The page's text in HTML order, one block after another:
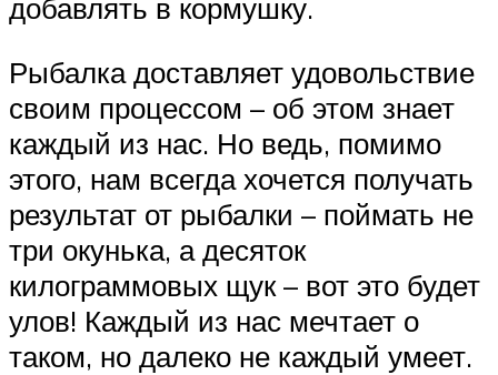
добавлять в кормушку.
Рыбалка доставляет удовольствие
своим процессом – об этом знает
каждый из нас. Но ведь, помимо
этого, нам всегда хочется получать
результат от рыбалки – поймать не
три окунька, а десяток
килограммовых щук – вот это будет
улов! Каждый из нас мечтает о
таком, но далеко не каждый умеет.